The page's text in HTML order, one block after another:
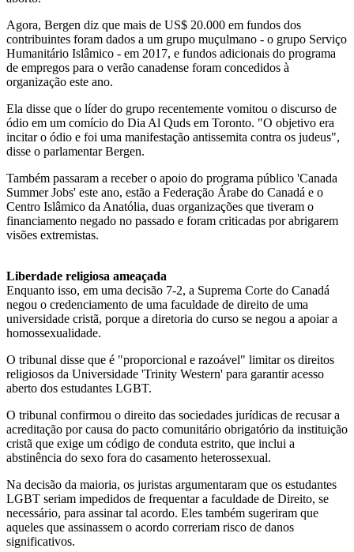
Agora, Bergen diz que mais de US$ 20.000 em fundos dos
contribuintes foram dados a um grupo muçulmano - o grupo Serviço
Humanitário Islâmico - em 2017, e fundos adicionais do programa
de empregos para o verão canadense foram concedidos à
organização este ano.
Ela disse que o líder do grupo recentemente vomitou o discurso de
ódio em um comício do Dia Al Quds em Toronto. "O objetivo era
incitar o ódio e foi uma manifestação antissemita contra os judeus",
disse o parlamentar Bergen.
Também passaram a receber o apoio do programa público 'Canada
Summer Jobs' este ano, estão a Federação Árabe do Canadá e o
Centro Islâmico da Anatólia, duas organizações que tiveram o
financiamento negado no passado e foram criticadas por abrigarem
visões extremistas.
Liberdade religiosa ameaçada
Enquanto isso, em uma decisão 7-2, a Suprema Corte do Canadá
negou o credenciamento de uma faculdade de direito de uma
universidade cristã, porque a diretoria do curso se negou a apoiar a
homossexualidade.
O tribunal disse que é "proporcional e razoável" limitar os direitos
religiosos da Universidade 'Trinity Western' para garantir acesso
aberto dos estudantes LGBT.
O tribunal confirmou o direito das sociedades jurídicas de recusar a
acreditação por causa do pacto comunitário obrigatório da instituição
cristã que exige um código de conduta estrito, que inclui a
abstinência do sexo fora do casamento heterossexual.
Na decisão da maioria, os juristas argumentaram que os estudantes
LGBT seriam impedidos de frequentar a faculdade de Direito, se
necessário, para assinar tal acordo. Eles também sugeriram que
aqueles que assinassem o acordo correriam risco de danos
significativos.